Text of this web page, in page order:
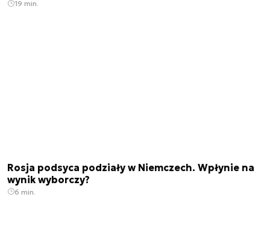
19 min.
Rosja podsyca podziały w Niemczech. Wpłynie na
wynik wyborczy?
6 min.